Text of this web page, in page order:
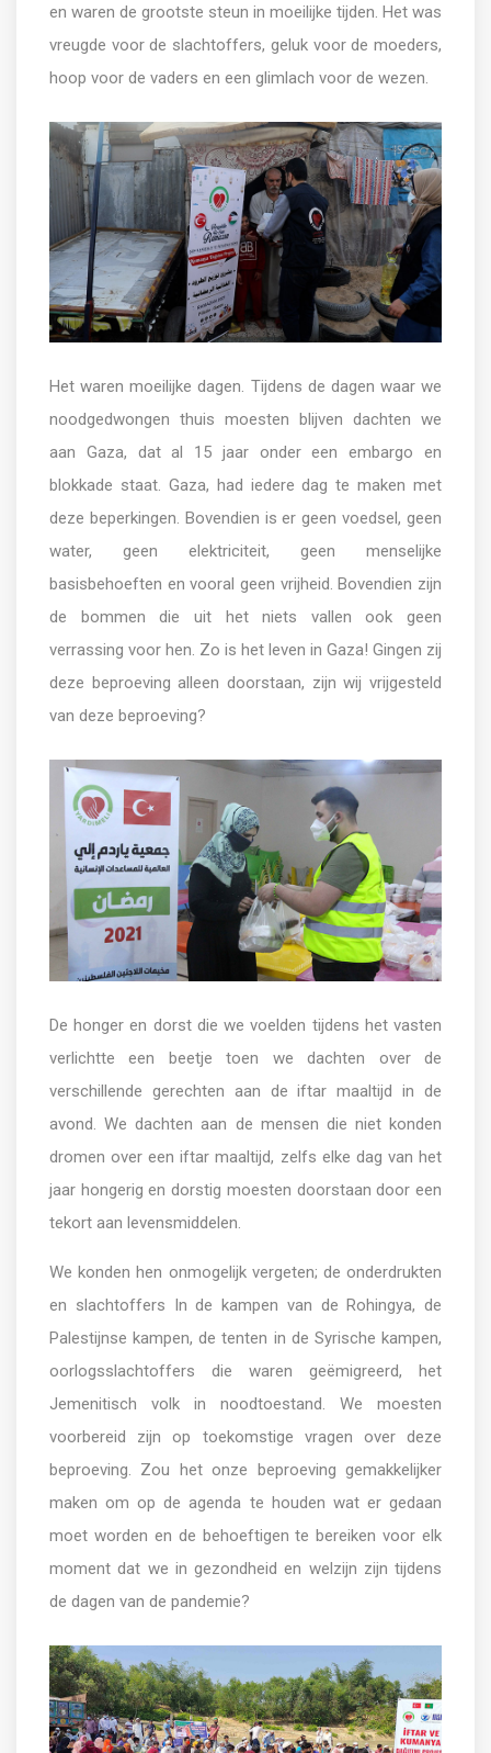
en waren de grootste steun in moeilijke tijden. Het was
vreugde voor de slachtoffers, geluk voor de moeders,
hoop voor de vaders en een glimlach voor de wezen.
Het waren moeilijke dagen. Tijdens de dagen waar we
noodgedwongen thuis moesten blijven dachten we
aan Gaza, dat al 15 jaar onder een embargo en
blokkade staat. Gaza, had iedere dag te maken met
deze beperkingen. Bovendien is er geen voedsel, geen
water, geen elektriciteit, geen menselijke
basisbehoeften en vooral geen vrijheid. Bovendien zijn
de bommen die uit het niets vallen ook geen
verrassing voor hen. Zo is het leven in Gaza! Gingen zij
deze beproeving alleen doorstaan, zijn wij vrijgesteld
van deze beproeving?
De honger en dorst die we voelden tijdens het vasten
verlichtte een beetje toen we dachten over de
verschillende gerechten aan de iftar maaltijd in de
avond. We dachten aan de mensen die niet konden
dromen over een iftar maaltijd, zelfs elke dag van het
jaar hongerig en dorstig moesten doorstaan door een
tekort aan levensmiddelen.
We konden hen onmogelijk vergeten; de onderdrukten
en slachtoffers In de kampen van de Rohingya, de
Palestijnse kampen, de tenten in de Syrische kampen,
oorlogsslachtoffers die waren geëmigreerd, het
Jemenitisch volk in noodtoestand. We moesten
voorbereid zijn op toekomstige vragen over deze
beproeving. Zou het onze beproeving gemakkelijker
maken om op de agenda te houden wat er gedaan
moet worden en de behoeftigen te bereiken voor elk
moment dat we in gezondheid en welzijn zijn tijdens
de dagen van de pandemie?